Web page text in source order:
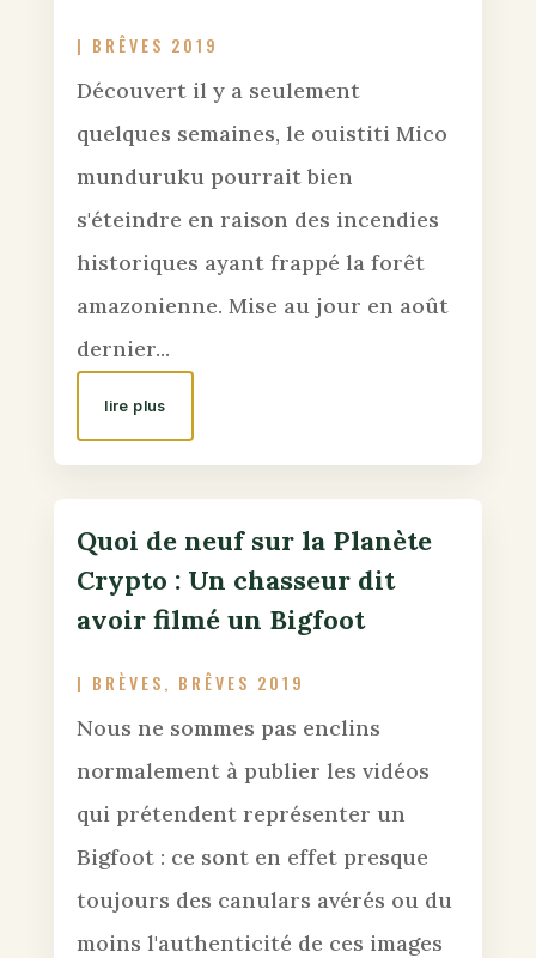
| BRÊVES 2019
Découvert il y a seulement
quelques semaines, le ouistiti Mico
munduruku pourrait bien
s'éteindre en raison des incendies
historiques ayant frappé la forêt
amazonienne. Mise au jour en août
dernier...
lire plus
Quoi de neuf sur la Planète
Crypto : Un chasseur dit
avoir filmé un Bigfoot
| BRÈVES, BRÊVES 2019
Nous ne sommes pas enclins
normalement à publier les vidéos
qui prétendent représenter un
Bigfoot : ce sont en effet presque
toujours des canulars avérés ou du
moins l'authenticité de ces images